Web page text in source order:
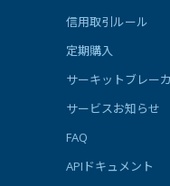
信用取引ルール
定期購入
サーキットブレー
サービスお知らせ
FAQ
APIドキュメント